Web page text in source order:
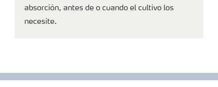
absorción, antes de o cuando el cultivo los
necesite.